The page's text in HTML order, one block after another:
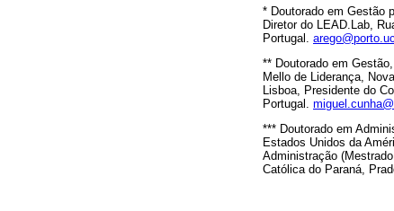
* Doutorado em Gestão
Diretor do LEAD.Lab,
Portugal.
** Doutorado em
Mello de Liderança,
Lisboa, Presidente do
Portugal.
*** Doutorado em
Estados Unidos da
Administração
Católica do Paraná,